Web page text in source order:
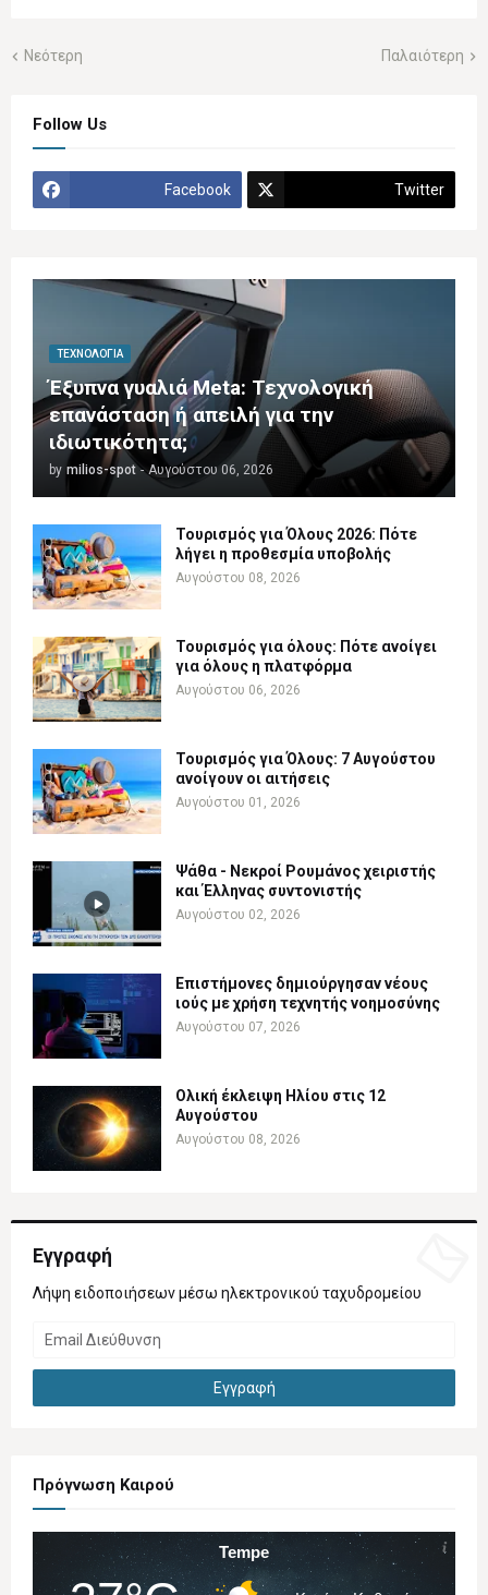
Νεότερη Παλαιότερη
Follow Us
Facebook Twitter
ΤΕΧΝΟΛΟΓΊΑ
Έξυπνα γυαλιά Meta: Τεχνολογική
επανάσταση ή απειλή για την
ιδιωτικότητα;
by milios-spot - Αυγούστου 06, 2026
Τουρισμός για Όλους 2026: Πότε
λήγει η προθεσμία υποβολής
Αυγούστου 08, 2026
Τουρισμός για όλους: Πότε ανοίγει
για όλους η πλατφόρμα
Αυγούστου 06, 2026
Τουρισμός για Όλους: 7 Αυγούστου
ανοίγουν οι αιτήσεις
Αυγούστου 01, 2026
Ψάθα - Νεκροί Ρουμάνος χειριστής
και Έλληνας συντονιστής
Αυγούστου 02, 2026
Επιστήμονες δημιούργησαν νέους
ιούς με χρήση τεχνητής νοημοσύνης
Αυγούστου 07, 2026
Ολική έκλειψη Ηλίου στις 12
Αυγούστου
Αυγούστου 08, 2026
Εγγραφή
Λήψη ειδοποιήσεων μέσω ηλεκτρονικού ταχυδρομείου
Πρόγνωση Καιρού
Tempe